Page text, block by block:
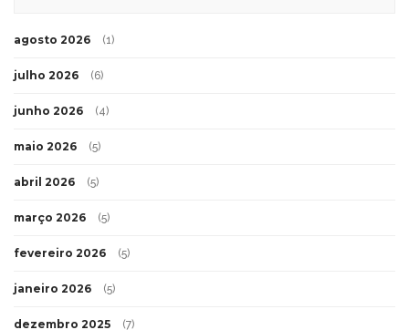
agosto 2026 (1)
julho 2026 (6)
junho 2026 (4)
maio 2026 (5)
abril 2026 (5)
março 2026 (5)
fevereiro 2026 (5)
janeiro 2026 (5)
dezembro 2025 (7)